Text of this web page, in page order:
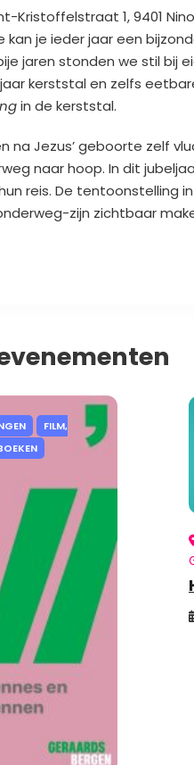
Kristoffelstraat 1, 9401
kan je ieder jaar een
jaren stonden we stil bij
kerststal en zelfs
in de kerststal.
na Jezus’ geboorte zelf
naar hoop. In dit
reis. De tentoonstelling
zijn zichtbaar
FILM,